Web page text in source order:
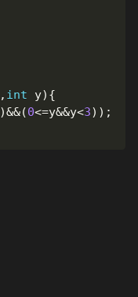
, int y) {
)&&(0<=y&&y<3) ) ;